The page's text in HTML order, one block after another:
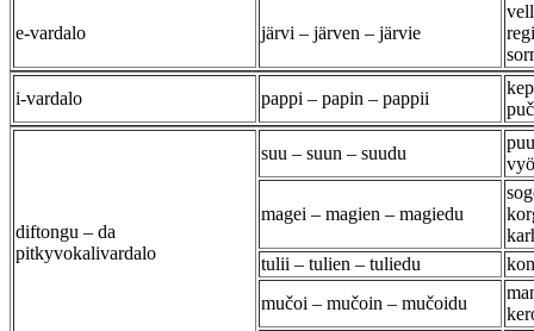
e-vardalo järvi – järven – järvie
i-vardalo pappi – papin – pappii
diftongu – da
pitkyvokalivardalo
suu – suun – suudu
vyö
magei – magien – magiedu
tulii – tulien – tuliedu
mučoi – mučoin – mučoidu